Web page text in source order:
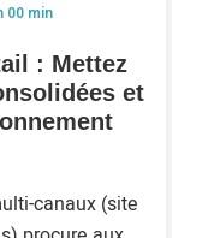
00 min
: Mettez
et
canaux (site